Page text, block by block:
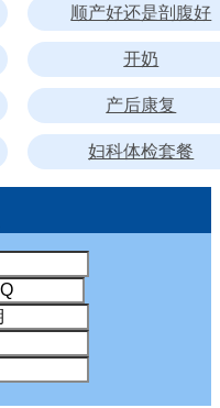
顺产好还是剖腹好
开奶
产后康复
妇科体检套餐